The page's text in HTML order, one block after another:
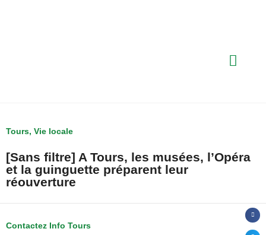
Tours, Vie locale
[Sans filtre] A Tours, les musées, l’Opéra
et la guinguette préparent leur
réouverture
Contactez Info Tours